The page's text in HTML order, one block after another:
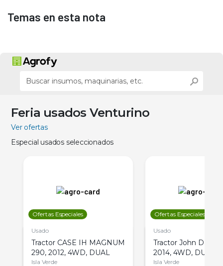
Temas en esta nota
Feria usados Venturino
Ver ofertas
Especial usados seleccionados
Ofertas Especiales
Usado
Tractor CASE IH MAGNUM
290, 2012, 4WD, DUAL
Isla Verde
Ofertas Especiales
Usado
Tractor John Deere
2014, 4WD, DUAL
Isla Verde